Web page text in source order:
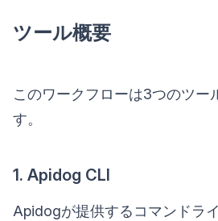
ツール概要
このワークフローは3つのツー
す。
1. Apidog CLI
Apidogが提供するコマンドラ